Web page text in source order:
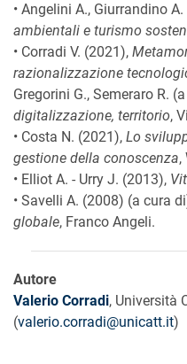
• Angelini A., Giurrandino
ambientali e turismo
• Corradi V. (2021),
razionalizzazione
Gregorini G., Semeraro R.
digitalizzazione, territorio,
• Costa N. (2021), Lo
gestione della conoscenza,
• Elliot A. - Urry J. (2013),
• Savelli A. (2008) (a cura
globale, Franco Angeli.
Autore
Valerio Corradi, Università
(valerio.corradi@unicatt.it)